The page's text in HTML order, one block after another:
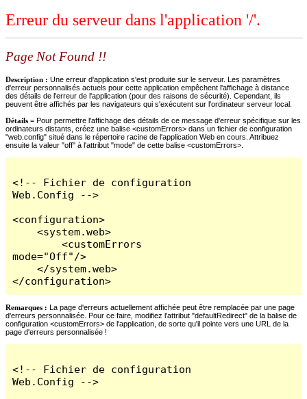
Erreur du serveur dans l'application '/'.
Page Not Found !!
Description : Une erreur d'application s'est produite sur le serveur. Les paramètres
d'erreur personnalisés actuels pour cette application empêchent l'affichage à distance
des détails de l'erreur de l'application (pour des raisons de sécurité). Cependant, ils
peuvent être affichés par les navigateurs qui s'exécutent sur l'ordinateur serveur local.
Détails = Pour permettre l'affichage des détails de ce message d'erreur spécifique sur les
ordinateurs distants, créez une balise <customErrors> dans un fichier de configuration
"web.config" situé dans le répertoire racine de l'application Web en cours. Attribuez
ensuite la valeur "off" à l'attribut "mode" de cette balise <customErrors>.
<!-- Fichier de configuration
Web.Config -->
<configuration>
    <system.web>
        <customErrors
mode="Off"/>
    </system.web>
</configuration>
Remarques : La page d'erreurs actuellement affichée peut être remplacée par une page
d'erreurs personnalisée. Pour ce faire, modifiez l'attribut "defaultRedirect" de la balise de
configuration <customErrors> de l'application, de sorte qu'il pointe vers une URL de la
page d'erreurs personnalisée !
<!-- Fichier de configuration
Web.Config -->